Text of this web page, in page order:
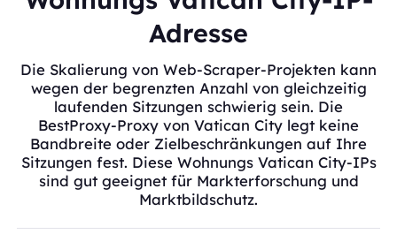
Adresse
Die Skalierung von Web-Scraper-Projekten kann
wegen der begrenzten Anzahl von gleichzeitig
laufenden Sitzungen schwierig sein. Die
BestProxy-Proxy von Vatican City legt keine
Bandbreite oder Zielbeschränkungen auf Ihre
Sitzungen fest. Diese Wohnungs Vatican City-IPs
sind gut geeignet für Markterforschung und
Marktbildschutz.